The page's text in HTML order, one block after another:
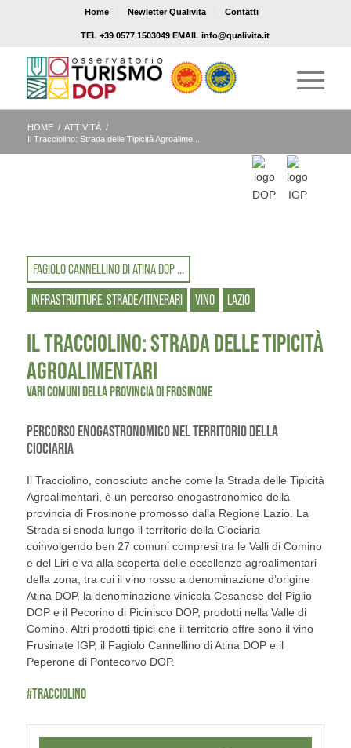
Home Newletter Qualivita Contatti
TEL +39 0577 1503049 EMAIL info@qualivita.it
HOME / ATTIVITÀ /
Il Tracciolino: Strada delle Tipicità Agroalime...
FAGIOLO CANNELLINO DI ATINA DOP ...
INFRASTRUTTURE, STRADE/ITINERARI
VINO LAZIO
IL TRACCIOLINO: STRADA DELLE TIPICITÀ
AGROALIMENTARI
VARI COMUNI DELLA PROVINCIA DI FROSINONE
PERCORSO ENOGASTRONOMICO NEL TERRITORIO DELLA
CIOCIARIA
Il Tracciolino, conosciuto anche come la Strada delle Tipicità
Agroalimentari, è un percorso enogastronomico della
provincia di Frosinone promosso dalla Regione Lazio. La
Strada si snoda lungo il territorio della Ciociaria
coinvolgendo ben 27 comuni compresi tra le Valli di Comino
e del Liri e va alla scoperta delle eccellenze agroalimentari
della zona, tra cui il vino rosso a denominazione d’origine
Atina DOP, la denominazione vinicola Cesanese del Piglio
DOP e il Pecorino di Picinisco DOP, prodotti nella Valle di
Comino. Altri prodotti tipici che il territorio offre sono il vino
Frusinate IGP, il Fagiolo Cannellino di Atina DOP e il
Peperone di Pontecorvo DOP.
#TRACCIOLINO